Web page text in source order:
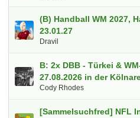
(B) Handball WM 2027,
23.01.27
Dravil
B: 2x DBB - Türkei &
27.08.2026 in der
Cody Rhodes
[Sammelsuchfred] NFL